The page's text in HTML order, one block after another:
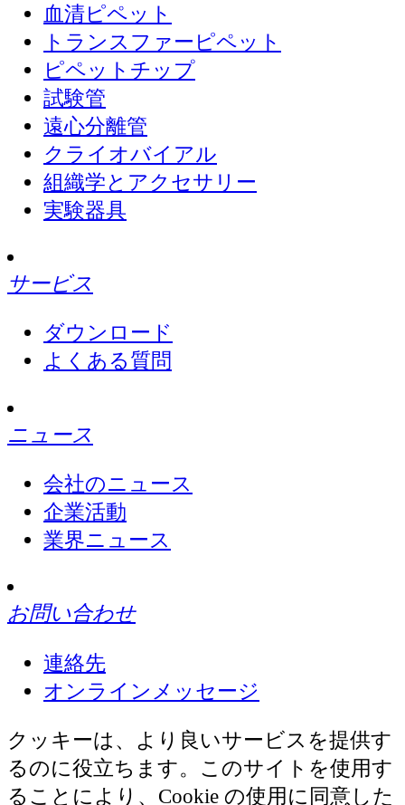
血清ピペット
トランスファーピペット
ピペットチップ
試験管
遠心分離管
クライオバイアル
組織学とアクセサリー
実験器具
サービス
ダウンロード
よくある質問
ニュース
会社のニュース
企業活動
業界ニュース
お問い合わせ
連絡先
オンラインメッセージ
クッキーは、より良いサービスを提供す
るのに役立ちます。このサイトを使用す
ることにより、Cookie の使用に同意した